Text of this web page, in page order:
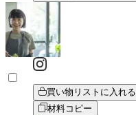
買い物リストに入れる
材料コピー